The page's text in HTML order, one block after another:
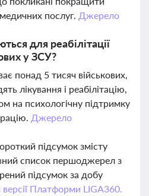
медичних послуг. Джерело
для реабілітації
у ЗСУ?
понад 5 тисяч військових,
лікування і реабілітацію,
на психологічну підтримку
Джерело
підсумок змісту
список першоджерел з
підсумок за добу
версії Платформи LIGA360.